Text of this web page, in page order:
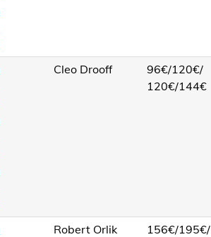
Cleo Drooff 96€/120€/
120€/144€
Robert Orlik 156€/195€/